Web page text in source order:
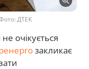
ДТЕК
очікується
закликає